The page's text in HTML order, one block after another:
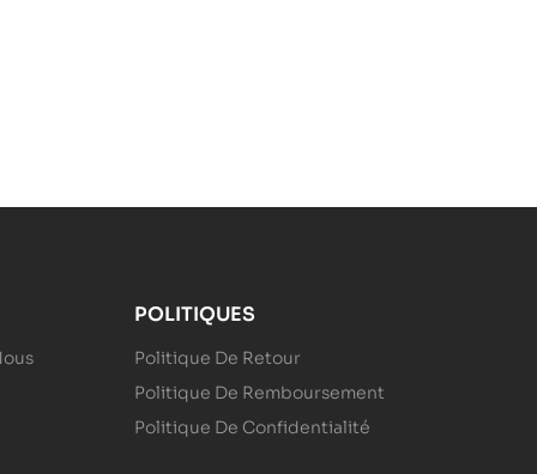
POLITIQUES
Politique De Retour
Politique De Remboursement
Politique De Confidentialité